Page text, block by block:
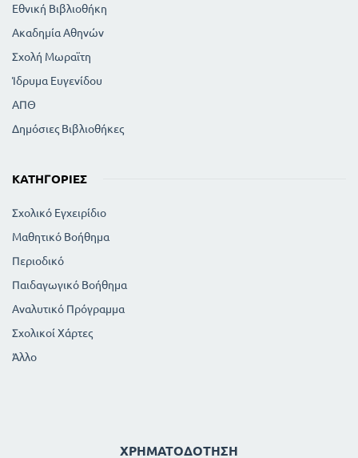
Εθνική Βιβλιοθήκη
Ακαδημία Αθηνών
Σχολή Μωραϊτη
Ίδρυμα Ευγενίδου
ΑΠΘ
Δημόσιες Βιβλιοθήκες
ΚΑΤΗΓΟΡΊΕΣ
Σχολικό Εγχειρίδιο
Μαθητικό Βοήθημα
Περιοδικό
Παιδαγωγικό Βοήθημα
Αναλυτικό Πρόγραμμα
Σχολικοί Χάρτες
Άλλο
ΧΡΗΜΑΤΟΔΌΤΗΣΗ